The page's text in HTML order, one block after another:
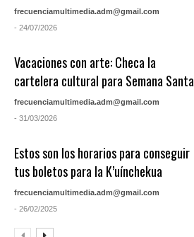
frecuenciamultimedia.adm@gmail.com
- 24/07/2026
Vacaciones con arte: Checa la
cartelera cultural para Semana Santa
frecuenciamultimedia.adm@gmail.com
- 31/03/2026
Estos son los horarios para conseguir
tus boletos para la K’uínchekua
frecuenciamultimedia.adm@gmail.com
- 26/02/2025